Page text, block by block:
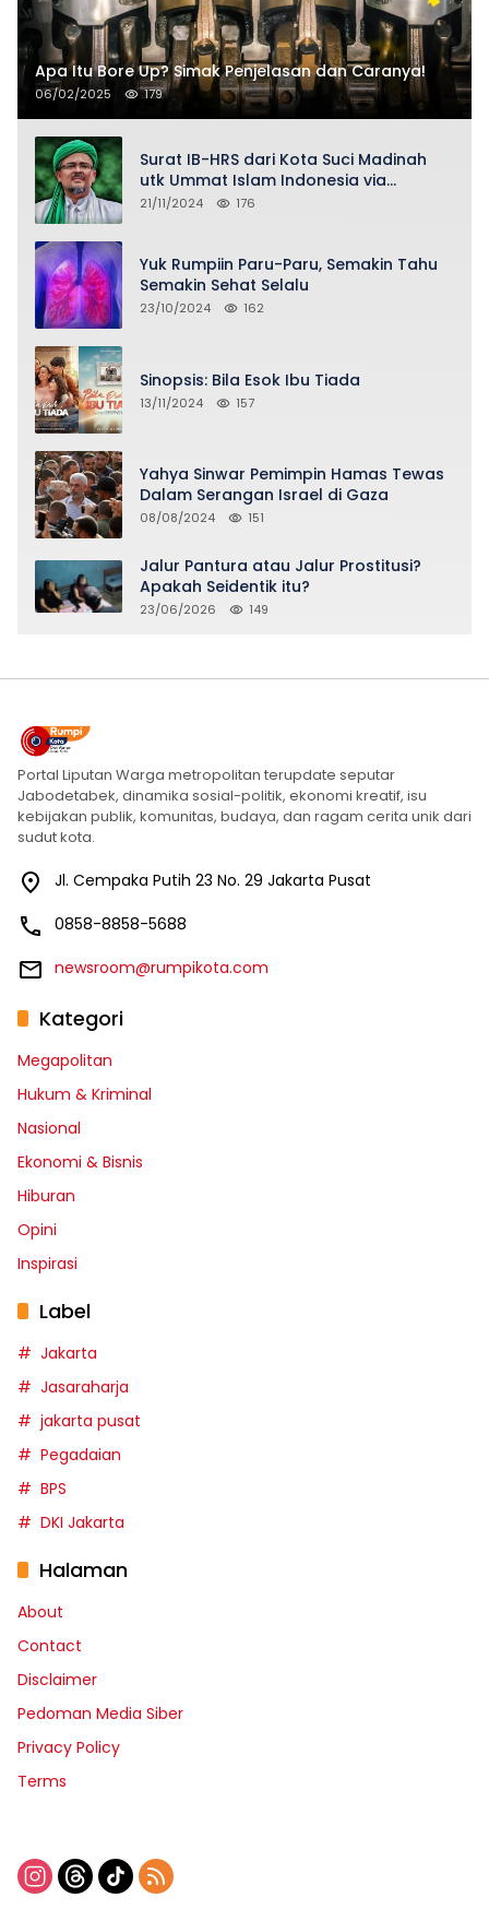
Apa Itu Bore Up? Simak Penjelasan dan Caranya!
06/02/2025 179
Surat IB-HRS dari Kota Suci Madinah
utk Ummat Islam Indonesia via
Penasihat DPP FPI Asy-Syeikh KH Buya
21/11/2024 176
Yuk Rumpiin Paru-Paru, Semakin Tahu
Semakin Sehat Selalu
23/10/2024 162
Sinopsis: Bila Esok Ibu Tiada
13/11/2024 157
Yahya Sinwar Pemimpin Hamas Tewas
Dalam Serangan Israel di Gaza
08/08/2024 151
Jalur Pantura atau Jalur Prostitusi?
Apakah Seidentik itu?
23/06/2026 149
Portal Liputan Warga metropolitan terupdate seputar
Jabodetabek, dinamika sosial-politik, ekonomi kreatif, isu
kebijakan publik, komunitas, budaya, dan ragam cerita unik dari
sudut kota.
Jl. Cempaka Putih 23 No. 29 Jakarta Pusat
0858-8858-5688
newsroom@rumpikota.com
Kategori
Megapolitan
Hukum & Kriminal
Nasional
Ekonomi & Bisnis
Hiburan
Opini
Inspirasi
Label
Jakarta
Jasaraharja
jakarta pusat
Pegadaian
BPS
DKI Jakarta
Halaman
About
Contact
Disclaimer
Pedoman Media Siber
Privacy Policy
Terms